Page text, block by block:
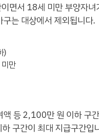
면서 18세 미만 부양자녀
는 대상에서 제외됩니다.
)
만
액 등 2,100만 원 이하 구
구간이 최대 지급구간입